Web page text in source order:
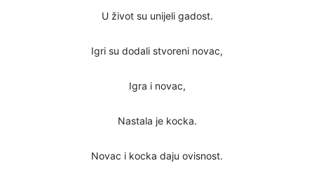
U život su unijeli gadost.
Igri su dodali stvoreni novac,
Igra i novac,
Nastala je kocka.
Novac i kocka daju ovisnost.